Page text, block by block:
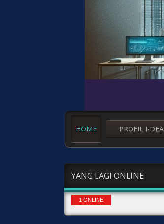
HOME PROFIL I-DEA
YANG LAGI ONLINE
1 ONLINE